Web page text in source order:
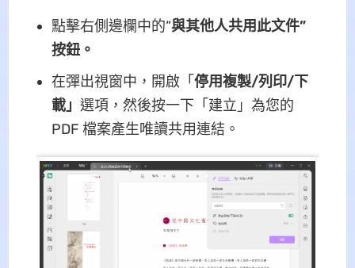
點擊右側邊欄中的“與其他人共用此文件”
按鈕。
在彈出視窗中，開啟「 停用複製/列印/下
載」 選項，然後按一下「建立」為您的
PDF 檔案產生唯讀共用連結。